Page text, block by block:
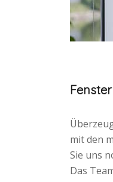
mit den
Sie uns
Das